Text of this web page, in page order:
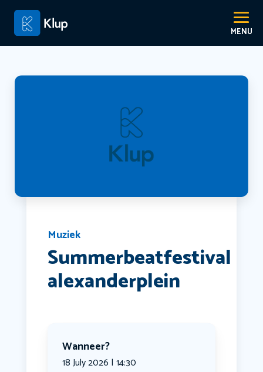
Muziek
Summerbeatfestival
alexanderplein
Wanneer?
18 July 2026 | 14:30